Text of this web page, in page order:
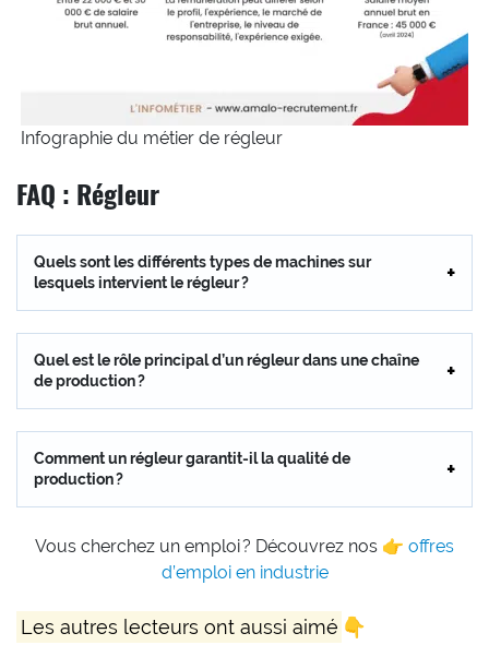
Infographie du métier de régleur
FAQ : Régleur
Quels sont les différents types de machines sur
lesquels intervient le régleur ?
Quel est le rôle principal d’un régleur dans une chaîne
de production ?
Comment un régleur garantit-il la qualité de
production ?
Vous cherchez un emploi ? Découvrez nos 👉 offres
d’emploi en industrie
Les autres lecteurs ont aussi aimé 👇